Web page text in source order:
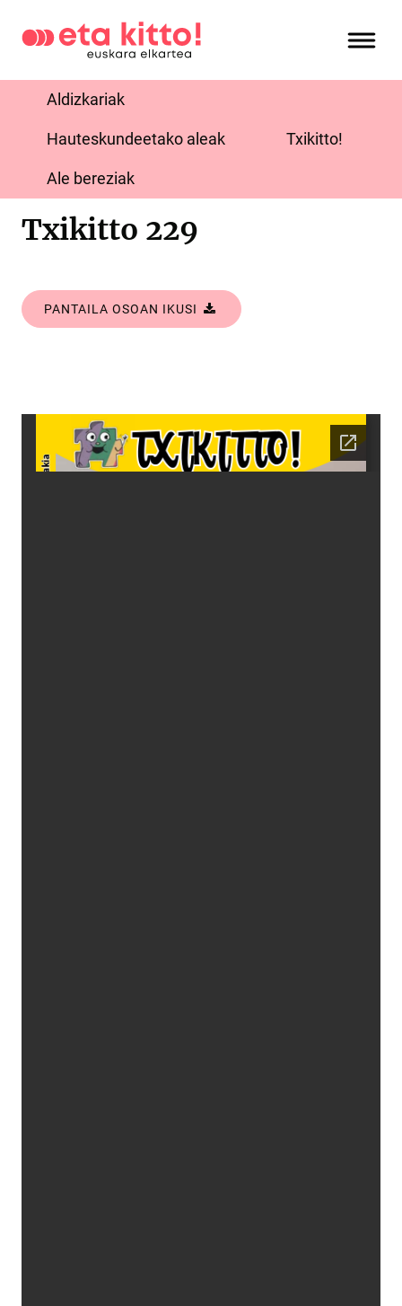
Aldizkariak
Hauteskundeetako aleak Txikitto!
Ale bereziak
Txikitto 229
PANTAILA OSOAN IKUSI